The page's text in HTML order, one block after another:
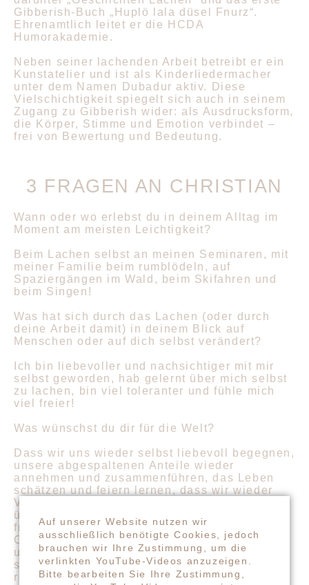
Gibberish-Buch „Huplö lala düsel Fnurz“.
Ehrenamtlich leitet er die HCDA
Humorakademie.
Neben seiner lachenden Arbeit betreibt er ein
Kunstatelier und ist als Kinderliedermacher
unter dem Namen Dubadur aktiv. Diese
Vielschichtigkeit spiegelt sich auch in seinem
Zugang zu Gibberish wider: als Ausdrucksform,
die Körper, Stimme und Emotion verbindet –
frei von Bewertung und Bedeutung.
3 FRAGEN AN CHRISTIAN
Wann oder wo erlebst du in deinem Alltag im
Moment am meisten Leichtigkeit?
Beim Lachen selbst an meinen Seminaren, mit
meiner Familie beim rumblödeln, auf
Spaziergängen im Wald, beim Skifahren und
beim Singen!
Was hat sich durch das Lachen (oder durch
deine Arbeit damit) in deinem Blick auf
Menschen oder auf dich selbst verändert?
Ich bin liebevoller und nachsichtiger mit mir
selbst geworden, hab gelernt über mich selbst
zu lachen, bin viel toleranter und fühle mich
viel freier!
Was wünschst du dir für die Welt?
Dass wir uns wieder selbst liebevoll begegnen,
unsere abgespaltenen Anteile wieder
annehmen und zusammenführen, das Leben
schätzen und feiern lernen, dass wir wieder
Verantwortung für unsere Gedanken und Taten
übernehmen und die Welt wieder bewusst und
friedlich mitgestalten. Mich dünkt es, dass das
Chaos was wir gerade in der Welt sehen, nur
unser eigenes Chaos spiegelt, was wir in uns
selbst führen. Wir belügen uns selbst, aber
regen uns über Politiker auf, die uns
Auf unserer Website nutzen wir
ausschließlich benötigte Cookies, jedoch
brauchen wir Ihre Zustimmung, um die
verlinkten YouTube-Videos anzuzeigen.
Bitte bearbeiten Sie Ihre Zustimmung,